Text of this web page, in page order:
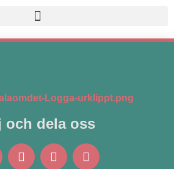
och dela oss